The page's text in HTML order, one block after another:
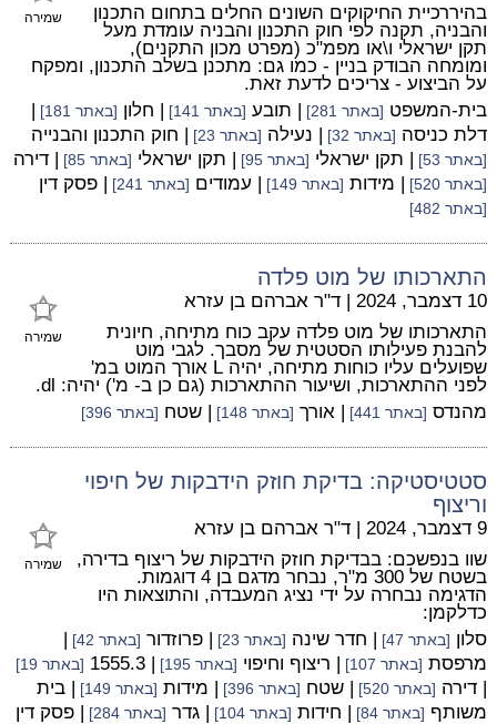
שמירה
בהיררכיית החיקוקים השונים החלים בתחום התכנון
והבניה, תקנה לפי חוק התכנון והבניה עומדת מעל
תקן ישראלי ו\או מפמ"כ (מפרט מכון התקנים),
ומומחה הבודק בניין - כמו גם: מתכנן בשלב התכנון, ומפקח
על הביצוע - צריכים לדעת זאת.
בית-המשפט [באתר 281] | תובע [באתר 141] | חלון [באתר 181]
|
דלת כניסה [באתר 32] | נעילה [באתר 23] | חוק התכנון והבנייה
[באתר 53] | תקן ישראלי [באתר 95] | תקן ישראלי [באתר 85] | דירה
[באתר 520] | מידות [באתר 149] | עמודים [באתר 241] | פסק דין
[באתר 482]
התארכותו של מוט פלדה
שמירה
10 דצמבר, 2024 | ד"ר אברהם בן עזרא
התארכותו של מוט פלדה עקב כוח מתיחה, חיונית
להבנת פעילותו הסטטית של מסבך. לגבי מוט
שפועלים עליו כוחות מתיחה, יהיה L אורך המוט במ'
לפני ההתארכות, ושיעור ההתארכות (גם כן ב- מ') יהיה: dl.
מהנדס [באתר 441] | אורך [באתר 148] | שטח [באתר 396]
סטטיסטיקה: בדיקת חוזק הידבקות של חיפוי
וריצוף
שמירה
9 דצמבר, 2024 | ד"ר אברהם בן עזרא
שוו בנפשכם: בבדיקת חוזק הידבקות של ריצוף בדירה,
בשטח של 300 מ"ר, נבחר מדגם בן 4 דוגמות.
הדגימה נבחרה על ידי נציג המעבדה, והתוצאות היו
כדלקמן:
סלון [באתר 47] | חדר שינה [באתר 23] | פרוזדור [באתר 42]
|
מרפסת [באתר 107] | ריצוף וחיפוי [באתר 195] | 1555.3 [באתר 19]
| דירה [באתר 520] | שטח [באתר 396] | מידות [באתר 149]
| בית
משותף [באתר 84] | חידות [באתר 104] | גדר [באתר 284] | פסק דין